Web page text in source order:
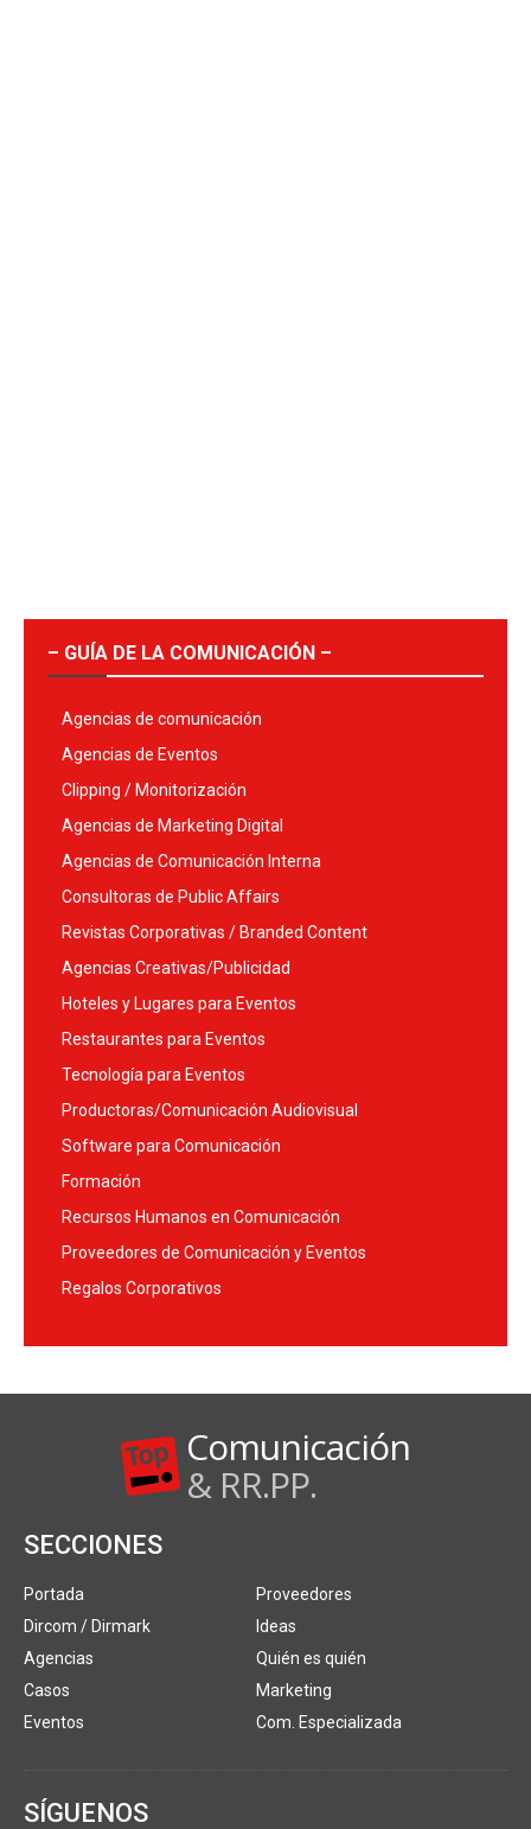
– GUÍA DE LA COMUNICACIÓN –
Agencias de comunicación
Agencias de Eventos
Clipping / Monitorización
Agencias de Marketing Digital
Agencias de Comunicación Interna
Consultoras de Public Affairs
Revistas Corporativas / Branded Content
Agencias Creativas/Publicidad
Hoteles y Lugares para Eventos
Restaurantes para Eventos
Tecnología para Eventos
Productoras/Comunicación Audiovisual
Software para Comunicación
Formación
Recursos Humanos en Comunicación
Proveedores de Comunicación y Eventos
Regalos Corporativos
Comunicación
& RR.PP.
SECCIONES
Portada
Dircom / Dirmark
Agencias
Casos
Eventos
Proveedores
Ideas
Quién es quién
Marketing
Com. Especializada
SÍGUENOS